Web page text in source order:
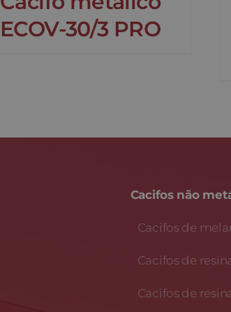
ECOV-30/3 PRO
Cacifos não
Cacifos de
Cacifos de
Cacifos de